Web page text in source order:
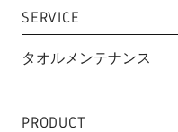
SERVICE
タオルメンテナンス
PRODUCT